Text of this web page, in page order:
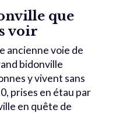
que
voir
ancienne voie de
bidonville
y vivent sans
prises en étau par
en quête de